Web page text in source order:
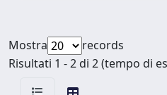
Mostra
records
Risultati 1 - 2 di 2 (tempo di